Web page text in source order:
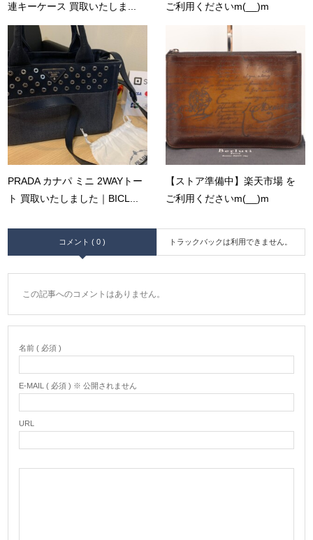
連キーケース 買取いたしま...
ご利用くださいm(__)m
PRADA カナパ ミニ 2WAYトー
ト 買取いたしました｜BICL...
【ストア準備中】楽天市場 を
ご利用くださいm(__)m
コメント ( 0 ) トラックバックは利用できません。
この記事へのコメントはありません。
名前 ( 必須 )
E-MAIL ( 必須 ) ※ 公開されません
URL